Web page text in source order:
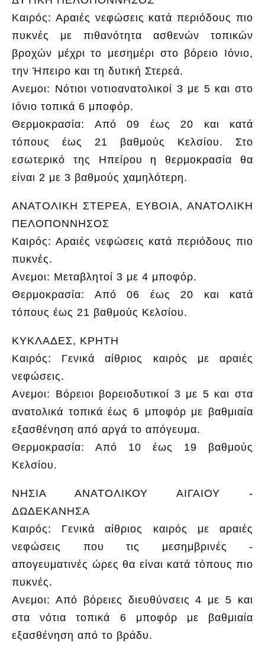
Καιρός: Αραιές νεφώσεις κατά περιόδους πιο
πυκνές με πιθανότητα ασθενών τοπικών
βροχών μέχρι το μεσημέρι στο βόρειο Ιόνιο,
την Ήπειρο και τη δυτική Στερεά.
Ανεμοι: Νότιοι νοτιοανατολικοί 3 με 5 και στο
Ιόνιο τοπικά 6 μποφόρ.
Θερμοκρασία: Από 09 έως 20 και κατά
τόπους έως 21 βαθμούς Κελσίου. Στο
εσωτερικό της Ηπείρου η θερμοκρασία θα
είναι 2 με 3 βαθμούς χαμηλότερη.
ΑΝΑΤΟΛΙΚΗ ΣΤΕΡΕΑ, ΕΥΒΟΙΑ, ΑΝΑΤΟΛΙΚΗ
ΠΕΛΟΠΟΝΝΗΣΟΣ
Καιρός: Αραιές νεφώσεις κατά περιόδους πιο
πυκνές.
Ανεμοι: Μεταβλητοί 3 με 4 μποφόρ.
Θερμοκρασία: Από 06 έως 20 και κατά
τόπους έως 21 βαθμούς Κελσίου.
ΚΥΚΛΑΔΕΣ, ΚΡΗΤΗ
Καιρός: Γενικά αίθριος καιρός με αραιές
νεφώσεις.
Ανεμοι: Βόρειοι βορειοδυτικοί 3 με 5 και στα
ανατολικά τοπικά έως 6 μποφόρ με βαθμιαία
εξασθένηση από αργά το απόγευμα.
Θερμοκρασία: Από 10 έως 19 βαθμούς
Κελσίου.
ΝΗΣΙΑ ΑΝΑΤΟΛΙΚΟΥ ΑΙΓΑΙΟΥ -
ΔΩΔΕΚΑΝΗΣΑ
Καιρός: Γενικά αίθριος καιρός με αραιές
νεφώσεις που τις μεσημβρινές -
απογευματινές ώρες θα είναι κατά τόπους πιο
πυκνές.
Ανεμοι: Από βόρειες διευθύνσεις 4 με 5 και
στα νότια τοπικά 6 μποφόρ με βαθμιαία
εξασθένηση από το βράδυ.